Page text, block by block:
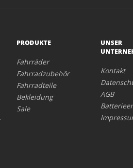
PRODUKTE
Fahrräder
Fahrradzubehör
Fahrradteile
Bekleidung
Sale
UNSER
Kontakt
AGB